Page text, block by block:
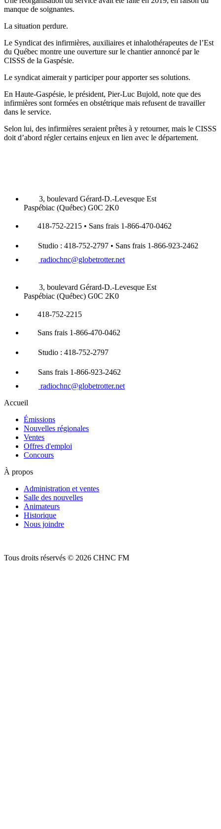
manque de soignantes.
La situation perdure.
Le Syndicat des infirmières, auxiliaires et inhalothérapeutes de l’Est
du Québec montre une ouverture sur le chantier annoncé par le
CISSS de la Gaspésie.
Le syndicat aimerait y participer pour apporter ses solutions.
En Haute-Gaspésie, le président, Pier-Luc Bujold, note que des
infirmières sont formées en obstétrique mais refusent de travailler
dans le service.
Selon lui, des infirmières seraient prêtes à y retourner, mais le CISSS
doit d’abord régler certains enjeux en lien avec le département.
3, boulevard Gérard-D.-Levesque Est
Paspébiac (Québec) G0C 2K0
418-752-2215 • Sans frais 1-866-470-0462
Studio : 418-752-2797 • Sans frais 1-866-923-2462
radiochnc@globetrotter.net
3, boulevard Gérard-D.-Levesque Est
Paspébiac (Québec) G0C 2K0
418-752-2215
Sans frais 1-866-470-0462
Studio : 418-752-2797
Sans frais 1-866-923-2462
radiochnc@globetrotter.net
Accueil
Émissions
Nouvelles régionales
Ventes
Offres d'emploi
Concours
À propos
Administration et ventes
Salle des nouvelles
Animateurs
Historique
Nous joindre
Tous droits réservés © 2026 CHNC FM